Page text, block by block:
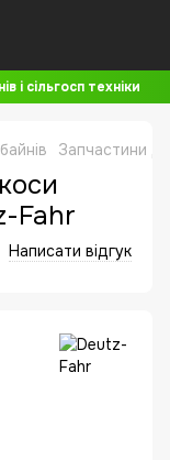
і сільгосп техніки
Запчастини
Fahr
Написати відгук